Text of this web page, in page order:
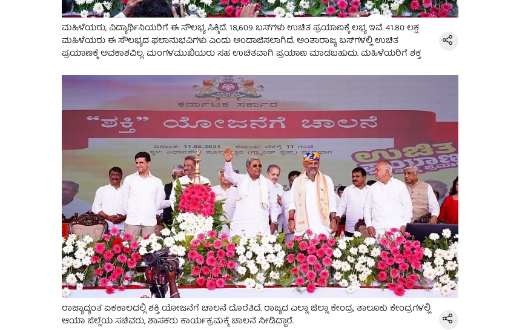
ಮಹಿಳೆಯರು, ವಿದ್ಯಾರ್ಥಿನಿಯರಿಗೆ ಈ ಸೌಲಭ್ಯ ಸಿಕ್ಕಿದೆ. 18,609 ಬಸ್‍ಗಳು ಉಚಿತ ಪ್ರಯಾಣಕ್ಕೆ ಲಭ್ಯ ಇವೆ. 41.80 ಲಕ್ಷ
ಮಹಿಳೆಯರು ಈ ಸೌಲಭ್ಯದ ಫಲಾನುಭವಿಗಳು ಎಂದು ಅಂದಾಜಿಸಲಾಗಿದೆ. ಅಂತಾರಾಜ್ಯ ಬಸ್​ಗಳಲ್ಲಿ ಉಚಿತ
ಪ್ರಯಾಣಕ್ಕೆ ಅವಕಾಶವಿಲ್ಲ. ಮಂಗಳಮುಖಿಯರು ಸಹ ಉಚಿತವಾಗಿ ಪ್ರಯಾಣ ಮಾಡಬಹುದು. ಮಹಿಳೆಯರಿಗೆ ಶಕ್ತ
ರಾಜ್ಯಾದ್ಯಂತ ಏಕಕಾಲದಲ್ಲಿ ಶಕ್ತಿ ಯೋಜನೆಗೆ ಚಾಲನೆ ದೊರೆತಿದೆ. ರಾಜ್ಯದ ಎಲ್ಲಾ ಜಿಲ್ಲಾ ಕೇಂದ್ರ, ತಾಲೂಕು ಕೇಂದ್ರಗಳಲ್ಲಿ
ಆಯಾ ಜಿಲ್ಲೆಯ ಸಚಿವರು, ಶಾಸಕರು ಕಾರ್ಯಕ್ರಮಕ್ಕೆ ಚಾಲನೆ ನೀಡಿದ್ದಾರೆ.